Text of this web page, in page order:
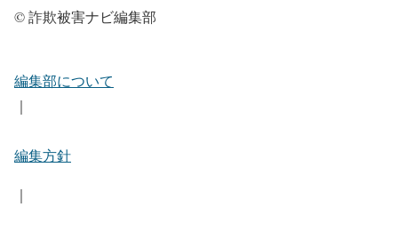
© 詐欺被害ナビ編集部
編集部について
｜
編集方針
｜